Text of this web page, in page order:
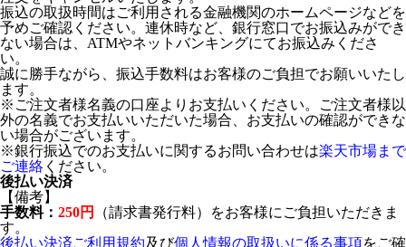
振込の取扱時間はご利用される金融機関のホームページなどを
予めご確認ください。連休時など、銀行窓口でお振込みができ
ない場合は、ATMやネットバンキングにてお振込みくださ
い。
誠に勝手ながら、振込手数料はお客様のご負担でお願いいたし
ます。
※ご注文者様名義の口座よりお支払いください。ご注文者様以
外の名義でお支払いいただいた場合、お支払いの確認ができな
い場合がございます。
※銀行振込でのお支払いに関するお問い合わせは楽天市場まで
ご連絡 ください。
後払い決済
【備考】
手数料： 250円
（請求書発行料）をお客様にご負担いただきま
す。
後払い決済ご利用規約及び個人情報の取扱いに係る事項をご確